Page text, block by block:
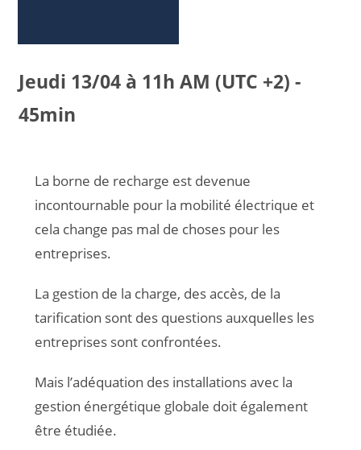
Jeudi 13/04 à 11h AM (UTC +2) -
45min
La borne de recharge est devenue
incontournable pour la mobilité électrique et
cela change pas mal de choses pour les
entreprises.
La gestion de la charge, des accès, de la
tarification sont des questions auxquelles les
entreprises sont confrontées.
Mais l’adéquation des installations avec la
gestion énergétique globale doit également
être étudiée.